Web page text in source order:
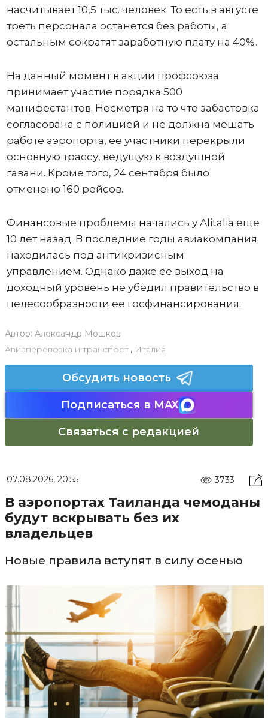
насчитывает 10,5 тыс. человек. То есть в августе
треть персонала останется без работы, а
остальным сократят заработную плату на 40%.
На данный момент в акции профсоюза
принимает участие порядка 500
манифестантов. Несмотря на то что забастовка
согласована с полицией и не должна мешать
работе аэропорта, ее участники перекрыли
основную трассу, ведущую к воздушной
гавани. Кроме того, 24 сентября было
отменено 160 рейсов.
Финансовые проблемы начались у Alitalia еще
10 лет назад. В последние годы авиакомпания
находилась под антикризисным
управлением. Однако даже ее выход на
доходный уровень не убедил правительство в
целесообразности ее госфинансирования.
Автор: Александр Мошков
Авиаперевозка и транспорт, Италия
Обсудить новость
Подписаться в MAX
Связаться с редакцией
07.08.2026, 20:55 3733
В аэропортах Таиланда чемоданы
будут вскрывать без их
владельцев
Новые правила вступят в силу осенью